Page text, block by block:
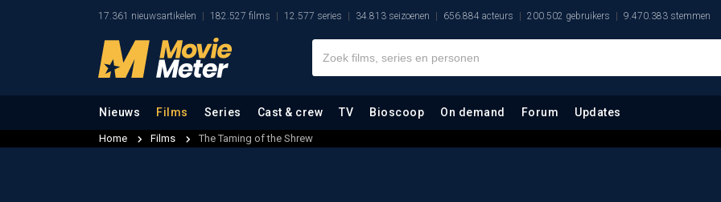
17.361 nieuwsartikelen 182.527 films 12.577 series 34.813 seizoenen 656.884 acteurs 200.502 gebruikers 9.470.383 stemmen
Nieuws Films Series Cast & crew TV Bioscoop On demand Forum Updates
Home Films The Taming of the Shrew